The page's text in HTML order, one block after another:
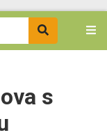
s